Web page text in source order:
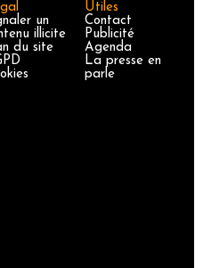
un
illicite
du site
Utiles
Contact
Publicité
Agenda
La presse en
parle